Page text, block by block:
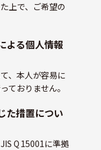
上で、ご希望の
よる個人情報
、本人が容易に
ておりません。
た措置につい
Q 15001に準拠